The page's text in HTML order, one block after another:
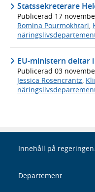
Statssekreterare
Publicerad 17
Romina Pourmokhtari,
EU-ministern deltar
Publicerad 03
Jessica Rosencrantz,
Innehåll på
Departement